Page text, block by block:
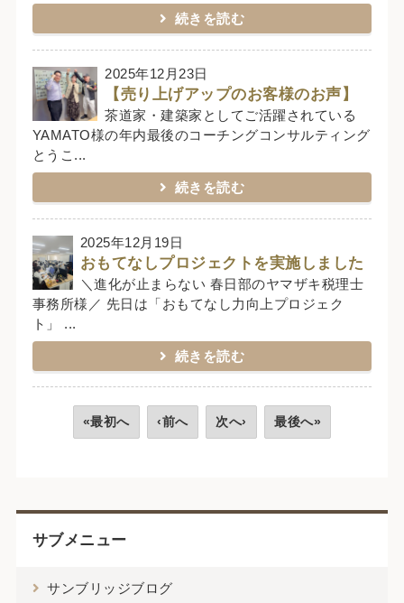
続きを読む
2025年12月23日
【売り上げアップのお客様のお声】
茶道家・建築家としてご活躍されている
YAMATO様の年内最後のコーチングコンサルティング
とうこ...
続きを読む
2025年12月19日
おもてなしプロジェクトを実施しました
＼進化が止まらない 春日部のヤマザキ税理士
事務所様／ 先日は「おもてなし力向上プロジェク
ト」 ...
続きを読む
«最初へ ‹前へ 次へ› 最後へ»
サブメニュー
サンブリッジブログ